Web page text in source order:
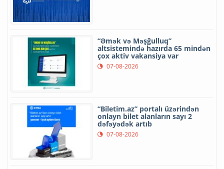
“Əmək və Məşğulluq”
altsistemində hazırda 65 mindən
çox aktiv vakansiya var
07-08-2026
“Biletim.az” portalı üzərindən
onlayn bilet alanların sayı 2
dəfəyədək artıb
07-08-2026